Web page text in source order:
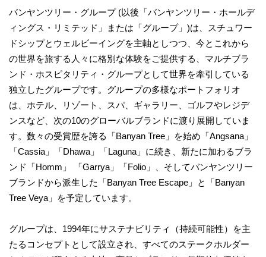
バンヤンツリー・グループ (以後「バンヤンツリー・ホールデ
ィングス・リミテッド」または「グループ」)は、スチュワー
ドシップとウェルビーイングを主軸としつつ、今とこれから
の世界を旅する人々に格別な体験をご提供する、マルチブラ
ンド・ホスピタリティ・グループとして世界を牽引している
独立したグループです。グループの多様なポートフォリオ
は、ホテル、リゾート、スパ、ギャラリー、ゴルフやレジデ
ンスなど、次の10のグローバルブランドに渡り展開していま
す。数々の受賞歴を誇る「Banyan Tree」を始め「Angsana」
「Cassia」「Dhawa」「Laguna」に続き、新たに加わるブラ
ンド「Homm」 「Garrya」「Folio」、そしてバンヤンツリー
ブランドから派生した「Banyan Tree Escape」と「Banyan
Tree Veya」を予定しています。
グループは、1994年にサステナビリティ（持続可能性）を主
たるコンセプトとして設立され、すべてのステークホルダー